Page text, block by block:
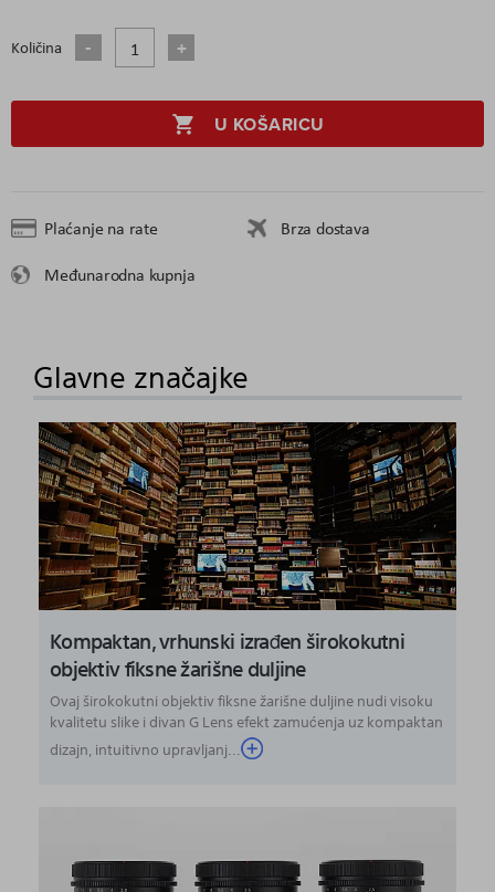
Količina
U KOŠARICU
Plaćanje na rate
Brza dostava
Međunarodna kupnja
Glavne značajke
Kompaktan, vrhunski izrađen širokokutni
objektiv fiksne žarišne duljine
Ovaj širokokutni objektiv fiksne žarišne duljine nudi visoku
kvalitetu slike i divan G Lens efekt zamućenja uz kompaktan
dizajn, intuitivno upravljanj...